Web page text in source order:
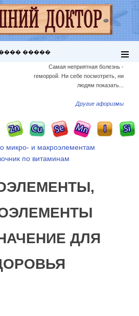
�����
Самая неприятная болезнь -
геморрой. Ни себе посмотреть, ни
людям показать...
Другие афоризмы
микро- и макроэлементам
по витаминам
ДЛЯ